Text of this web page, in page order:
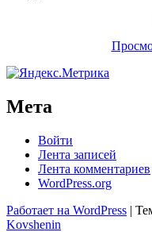
Мета
Войти
Лента записей
Лента комментариев
WordPress.org
Работает на WordPress |
Kovshenin